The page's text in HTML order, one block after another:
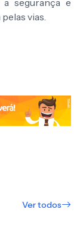
segurança e
vias.
Ver todos